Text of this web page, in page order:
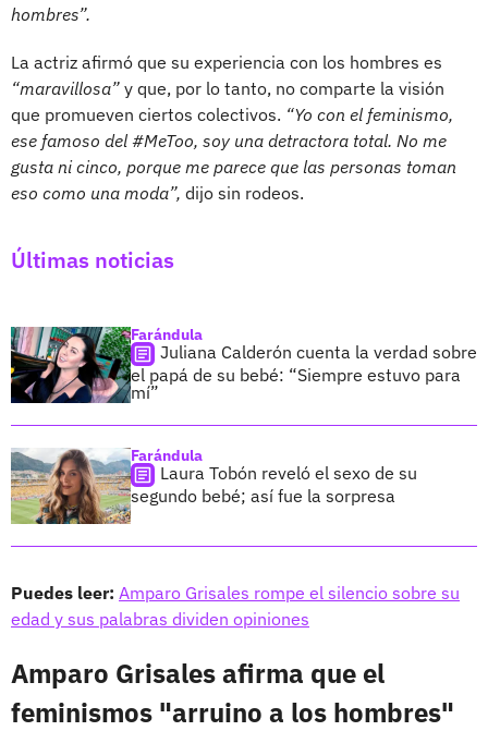
hombres”.
La actriz afirmó que su experiencia con los hombres es
“maravillosa” y que, por lo tanto, no comparte la visión
que promueven ciertos colectivos. “Yo con el feminismo,
ese famoso del #MeToo, soy una detractora total. No me
gusta ni cinco, porque me parece que las personas toman
eso como una moda”, dijo sin rodeos.
Últimas noticias
Farándula
Juliana Calderón cuenta la verdad sobre
el papá de su bebé: “Siempre estuvo para
mí”
Farándula
Laura Tobón reveló el sexo de su
segundo bebé; así fue la sorpresa
Puedes leer: Amparo Grisales rompe el silencio sobre su
edad y sus palabras dividen opiniones
Amparo Grisales afirma que el
feminismos "arruino a los hombres"